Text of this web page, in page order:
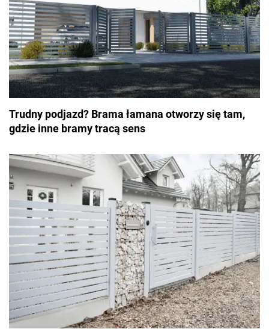
Trudny podjazd? Brama łamana otworzy się tam,
gdzie inne bramy tracą sens